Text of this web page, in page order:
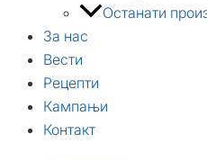
Останати
За нас
Вести
Рецепти
Кампањи
Контакт